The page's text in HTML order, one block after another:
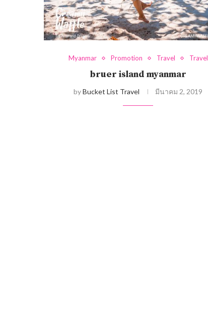
Myanmar Promotion Travel Travel
bruer island myanmar
byBucket List Travel มีนาคม 2, 2019